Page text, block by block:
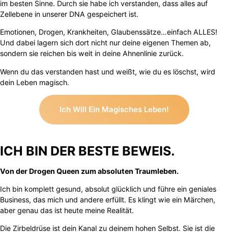
im besten Sinne. Durch sie habe ich verstanden, dass alles auf
Zellebene in unserer DNA gespeichert ist.
Emotionen, Drogen, Krankheiten, Glaubenssätze…einfach ALLES!
Und dabei lagern sich dort nicht nur deine eigenen Themen ab,
sondern sie reichen bis weit in deine Ahnenlinie zurück.
Wenn du das verstanden hast und weißt, wie du es löschst, wird
dein Leben magisch.
Ich Will Ein Magisches Leben!
ICH BIN DER BESTE BEWEIS.
Von der Drogen Queen zum absoluten Traumleben.
Ich bin komplett gesund, absolut glücklich und führe ein geniales
Business, das mich und andere erfüllt. Es klingt wie ein Märchen,
aber genau das ist heute meine Realität.
Die Zirbeldrüse ist dein Kanal zu deinem hohen Selbst. Sie ist die